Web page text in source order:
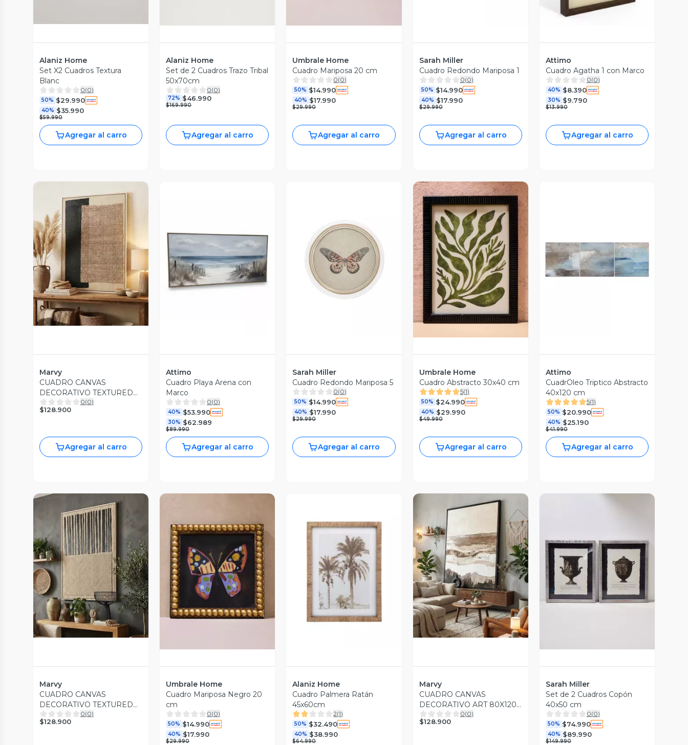
Alaniz Home
Set X2 Cuadros Textura
Blanc
0(0)
50% $29.990
40% $35.990
$59.990
Agregar al carro
Alaniz Home
Set de 2 Cuadros Trazo Tribal
50x70cm
0(0)
72% $46.990
$169.990
Agregar al carro
Umbrale Home
Cuadro Mariposa 20 cm
0(0)
50% $14.990
40% $17.990
$29.990
Agregar al carro
Sarah Miller
Cuadro Redondo Mariposa 1
0(0)
50% $14.990
40% $17.990
$29.990
Agregar al carro
Attimo
Cuadro Agatha 1 con Marco
0(0)
40% $8.390
30% $9.790
$13.990
Agregar al carro
Vista Previa
Marvy
CUADRO CANVAS
DECORATIVO TEXTURED
80X120 CM CON MARCO
F40787 MARVY
0(0)
$128.900
Agregar al carro
Vista Previa
Attimo
Cuadro Playa Arena con
Marco
0(0)
40% $53.990
30% $62.989
$89.990
Agregar al carro
Vista Previa
Sarah Miller
Cuadro Redondo Mariposa 5
0(0)
50% $14.990
40% $17.990
$29.990
Agregar al carro
Vista Previa
Umbrale Home
Cuadro Abstracto 30x40 cm
5(1)
50% $24.990
40% $29.990
$49.990
Agregar al carro
Vista Previa
Attimo
CuadrOleo Triptico Abstracto
40x120 cm
5(1)
50% $20.990
40% $25.190
$41.990
Agregar al carro
Vista Previa
Marvy
CUADRO CANVAS
DECORATIVO TEXTURED
80X120 CM CON MARCO
L40463 MARVY
0(0)
$128.900
Vista Previa
Umbrale Home
Cuadro Mariposa Negro 20
cm
0(0)
50% $14.990
40% $17.990
$29.990
Vista Previa
Alaniz Home
Cuadro Palmera Ratán
45x60cm
2(1)
50% $32.490
40% $38.990
$64.990
Vista Previa
Marvy
CUADRO CANVAS
DECORATIVO ART 80X120
CM CON MARCO M50252
MARVY
0(0)
$128.900
Vista Previa
Sarah Miller
Set de 2 Cuadros Copón
40x50 cm
0(0)
50% $74.990
40% $89.990
$149.990